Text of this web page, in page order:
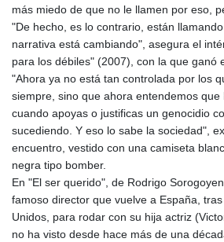
más miedo de que no le llamen por eso,
"De hecho, es lo contrario, están
narrativa está cambiando", asegura el
para los débiles" (2007), con la que ganó
"Ahora ya no está tan controlada por los
siempre, sino que ahora entendemos que
cuando apoyas o justificas un genocidio
sucediendo. Y eso lo sabe la sociedad",
encuentro, vestido con una camiseta
negra tipo bomber.
En "El ser querido", de Rodrigo
famoso director que vuelve a España,
Unidos, para rodar con su hija actriz
no ha visto desde hace más de una